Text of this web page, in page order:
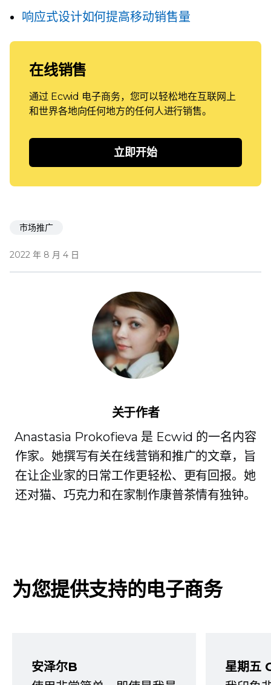
响应式设计如何提高移动销售量
在线销售
通过 Ecwid 电子商务，您可以轻松地在互联网上
和世界各地向任何地方的任何人进行销售。
立即开始
市场推广
2022 年 8 月 4 日
关于作者
Anastasia Prokofieva 是 Ecwid 的一名内容
作家。她撰写有关在线营销和推广的文章，旨
在让企业家的日常工作更轻松、更有回报。她
还对猫、巧克力和在家制作康普茶情有独钟。
为您提供支持的电子商务
安泽尔B
星期五